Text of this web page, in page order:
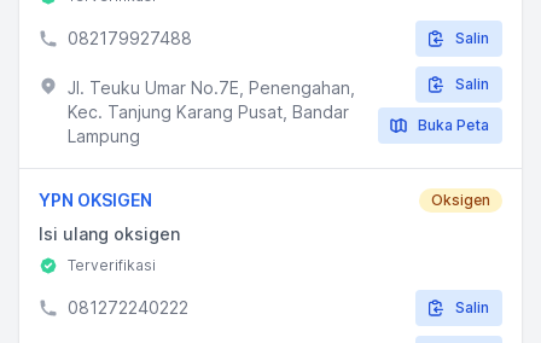
082179927488 Salin
Jl. Teuku Umar No.7E, Penengahan,
Kec. Tanjung Karang Pusat, Bandar
Lampung
Salin
Buka Peta
YPN OKSIGEN Oksigen
Isi ulang oksigen
Terverifikasi
081272240222 Salin